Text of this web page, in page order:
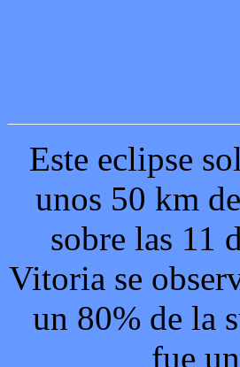
Este eclipse
unos 50 km
sobre las 11
Vitoria se
un 80% de la
fue